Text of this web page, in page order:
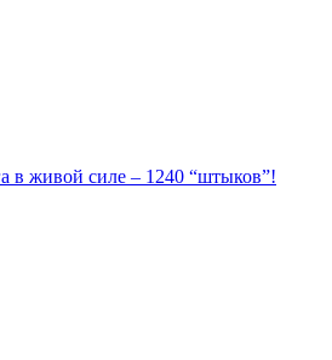
в живой силе – 1240 “штыков”!